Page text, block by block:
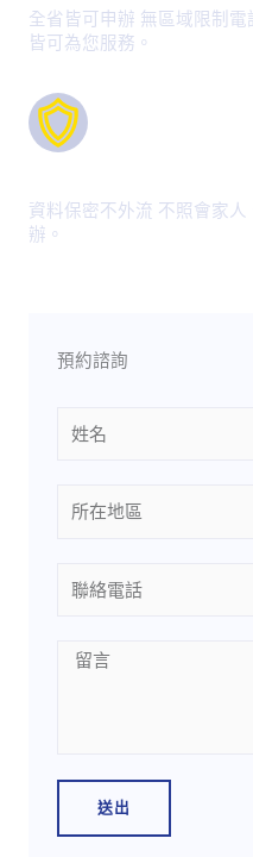
全省皆可申辦 無區域限制
皆可為您服務。
資料保密不外流 不照會家
辦。
預約諮詢
Name
Location
Phone
Message
送出